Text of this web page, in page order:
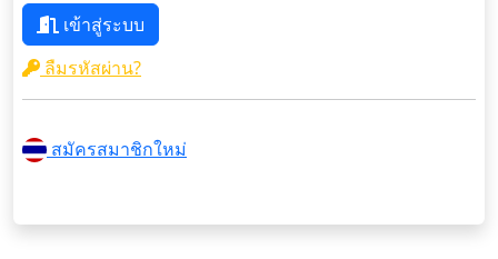
เข้าสู่ระบบ
ลืมรหัสผ่าน?
สมัครสมาชิกใหม่